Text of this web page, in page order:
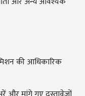
की आधिकारिक